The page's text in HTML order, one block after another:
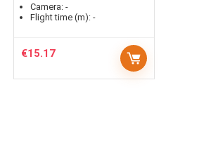
Camera: -
Flight time (m): -
€15.17